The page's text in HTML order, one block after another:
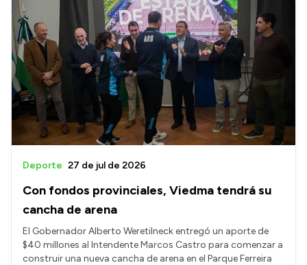
Con fondos provinciales, Viedma tendrá su
cancha de arena
Deporte 27 de jul de 2026
El Gobernador Alberto Weretilneck entregó un aporte de
$40 millones al Intendente Marcos Castro para comenzar a
construir una nueva cancha de arena en el Parque Ferreira